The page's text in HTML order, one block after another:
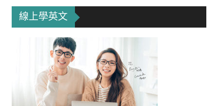
線上學英文